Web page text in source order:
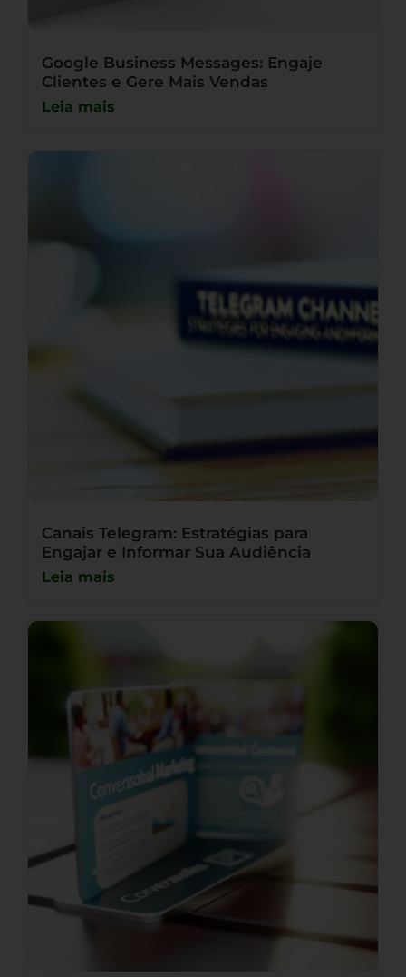
Google Business Messages: Engaje
Clientes e Gere Mais Vendas
Leia mais
Canais Telegram: Estratégias para
Engajar e Informar Sua Audiência
Leia mais